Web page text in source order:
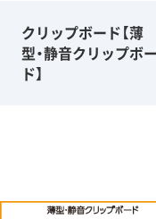
クリップボード【薄
型・静音クリップボー
ド】